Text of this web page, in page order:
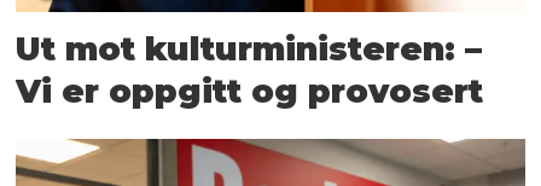
Ut mot kulturministeren: –
Vi er oppgitt og provosert